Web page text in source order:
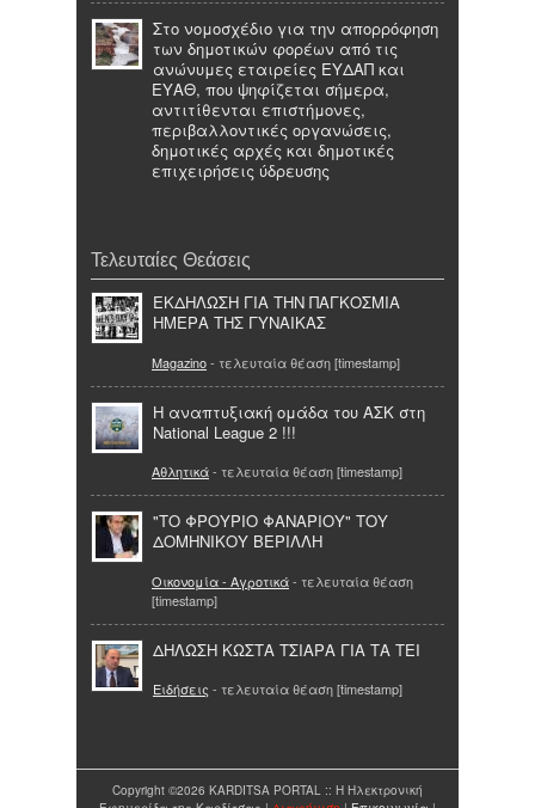
Στο νομοσχέδιο για την απορρόφηση
των δημοτικών φορέων από τις
ανώνυμες εταιρείες ΕΥΔΑΠ και
ΕΥΑΘ, που ψηφίζεται σήμερα,
αντιτίθενται επιστήμονες,
περιβαλλοντικές οργανώσεις,
δημοτικές αρχές και δημοτικές
επιχειρήσεις ύδρευσης
Τελευταίες Θεάσεις
ΕΚΔΗΛΩΣΗ ΓΙΑ ΤΗΝ ΠΑΓΚΟΣΜΙΑ
ΗΜΕΡΑ ΤΗΣ ΓΥΝΑΙΚΑΣ
Magazino- τελευταία θέαση [timestamp]
Η αναπτυξιακή ομάδα του ΑΣΚ στη
National League 2 !!!
Αθλητικά- τελευταία θέαση [timestamp]
"ΤΟ ΦΡΟΥΡΙΟ ΦΑΝΑΡΙΟΥ" ΤΟΥ
ΔΟΜΗΝΙΚΟΥ ΒΕΡΙΛΛΗ
Οικονομία - Αγροτικά- τελευταία θέαση
[timestamp]
ΔΗΛΩΣΗ ΚΩΣΤΑ ΤΣΙΑΡΑ ΓΙΑ ΤΑ ΤΕΙ
Ειδήσεις - τελευταία θέαση [timestamp]
Copyright ©2026 KARDITSA PORTAL :: Η Ηλεκτρονική